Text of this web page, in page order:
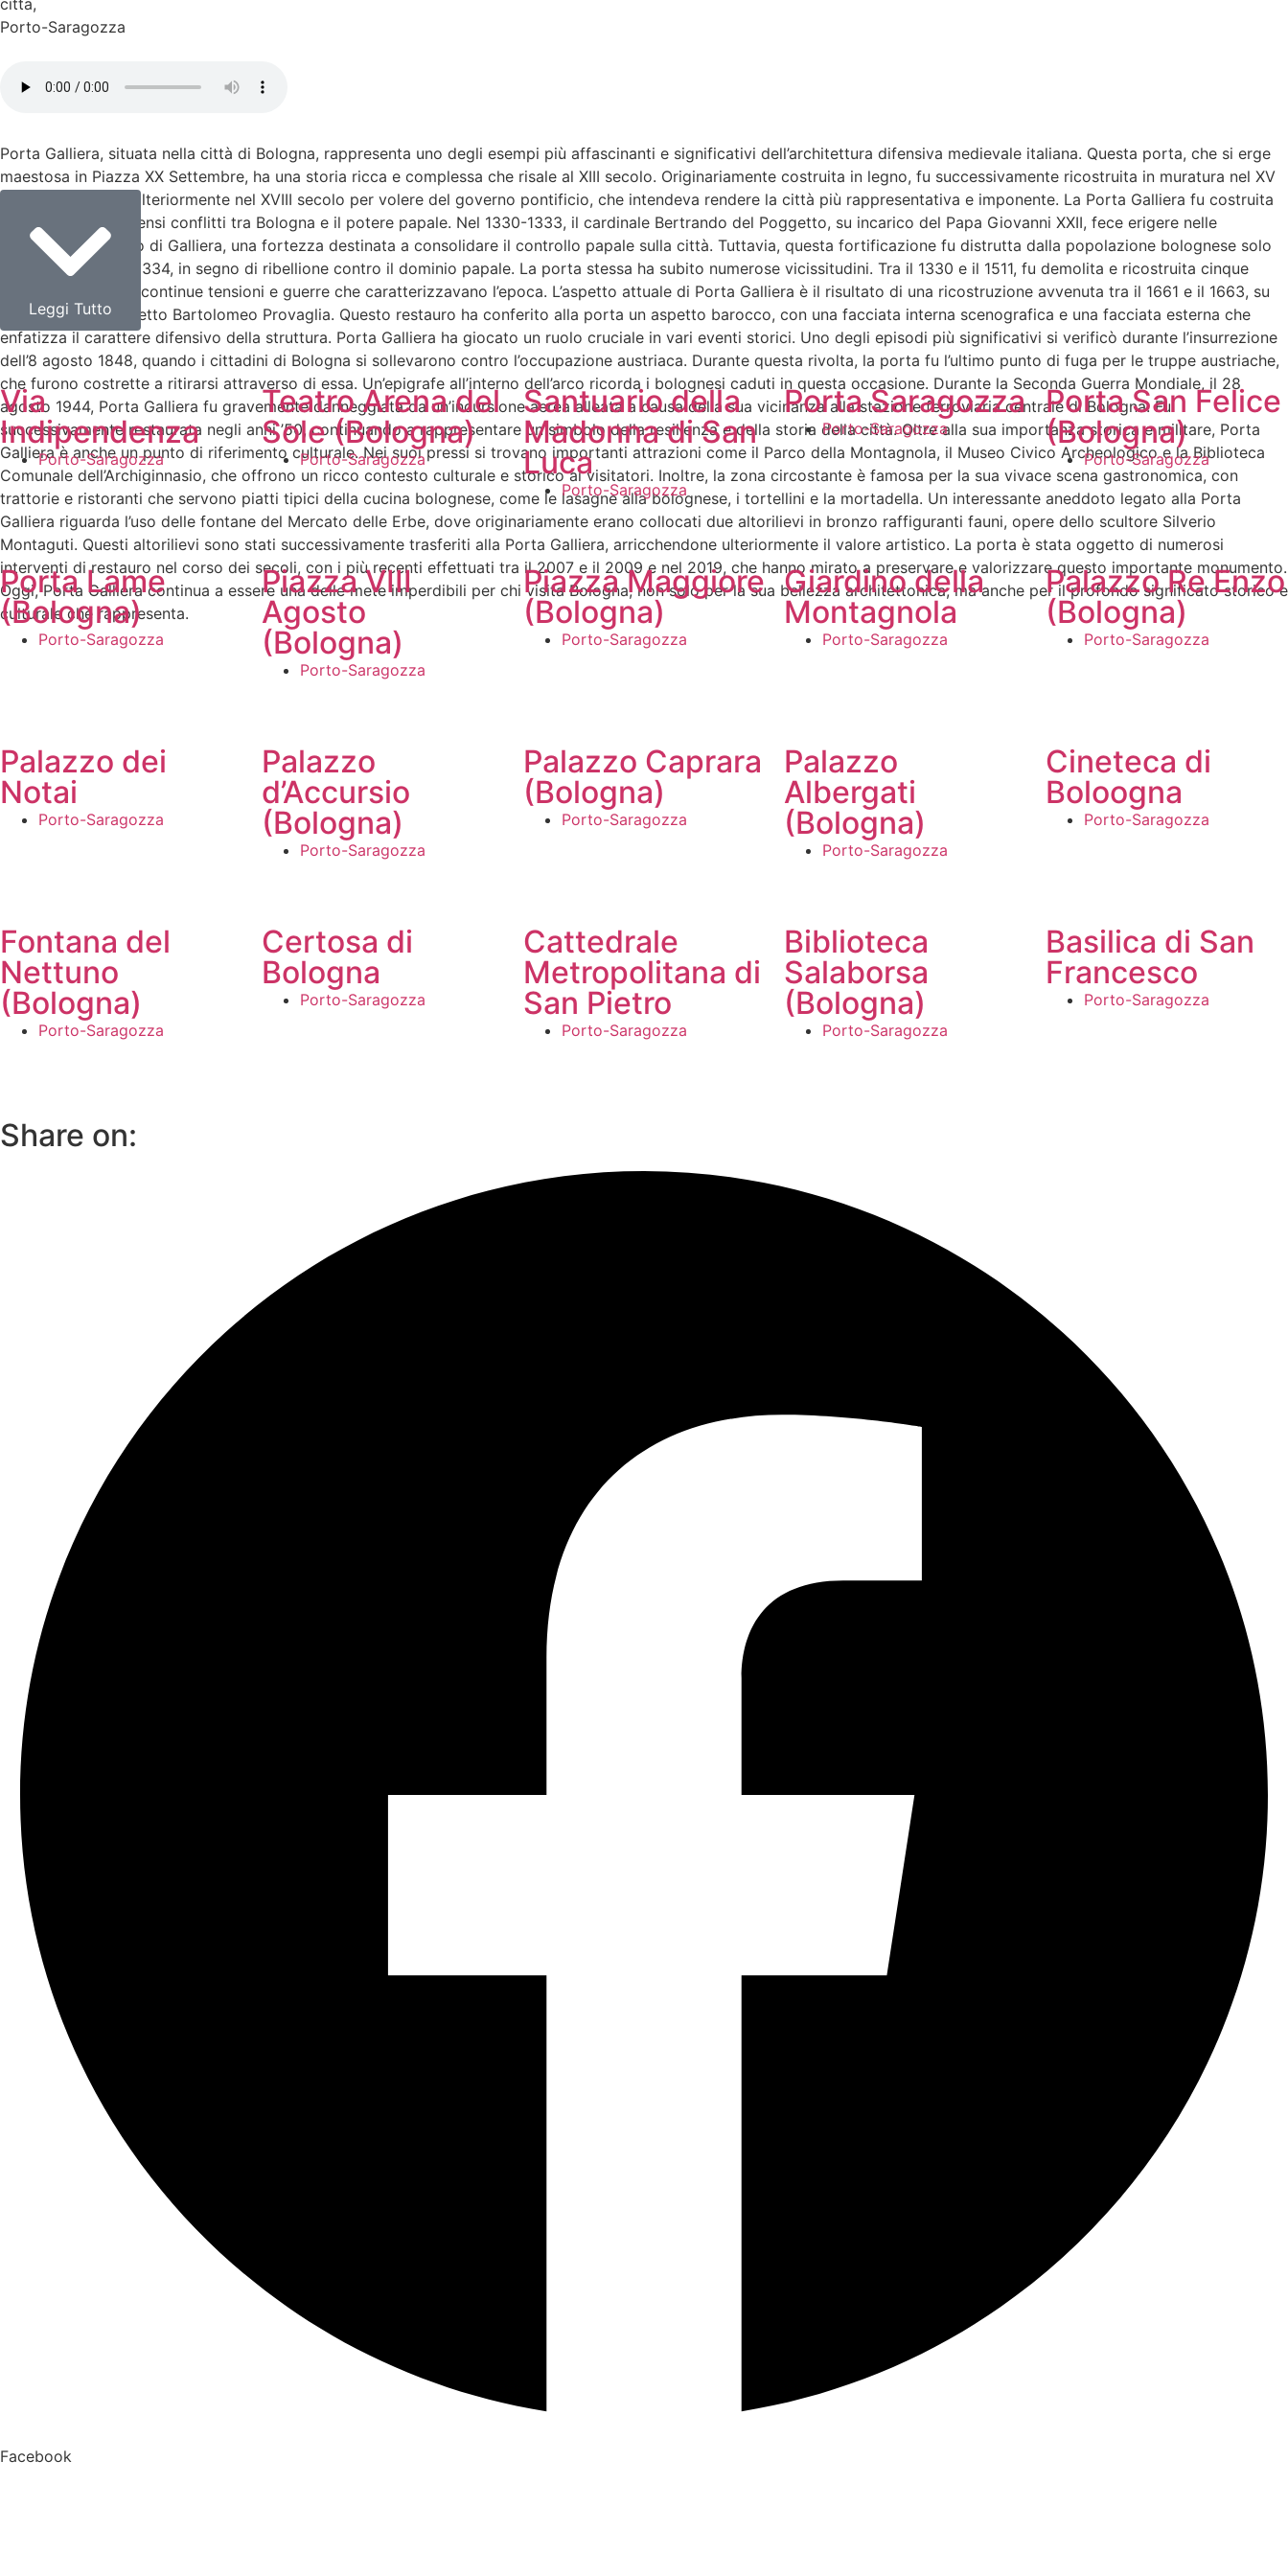
citta,
Porto-Saragozza
Porta Galliera, situata nella città di Bologna, rappresenta uno degli esempi più affascinanti e significativi dell’architettura difensiva medievale italiana. Questa porta, che si erge
maestosa in Piazza XX Settembre, ha una storia ricca e complessa che risale al XIII secolo. Originariamente costruita in legno, fu successivamente ricostruita in muratura nel XV
secolo e ampliata ulteriormente nel XVIII secolo per volere del governo pontificio, che intendeva rendere la città più rappresentativa e imponente. La Porta Galliera fu costruita
in un periodo di intensi conflitti tra Bologna e il potere papale. Nel 1330-1333, il cardinale Bertrando del Poggetto, su incarico del Papa Giovanni XXII, fece erigere nelle
vicinanze il Castello di Galliera, una fortezza destinata a consolidare il controllo papale sulla città. Tuttavia, questa fortificazione fu distrutta dalla popolazione bolognese solo
un anno dopo, nel 1334, in segno di ribellione contro il dominio papale. La porta stessa ha subito numerose vicissitudini. Tra il 1330 e il 1511, fu demolita e ricostruita cinque
volte a causa delle continue tensioni e guerre che caratterizzavano l’epoca. L’aspetto attuale di Porta Galliera è il risultato di una ricostruzione avvenuta tra il 1661 e il 1663, su
progetto dell’architetto Bartolomeo Provaglia. Questo restauro ha conferito alla porta un aspetto barocco, con una facciata interna scenografica e una facciata esterna che
enfatizza il carattere difensivo della struttura. Porta Galliera ha giocato un ruolo cruciale in vari eventi storici. Uno degli episodi più significativi si verificò durante l’insurrezione
dell’8 agosto 1848, quando i cittadini di Bologna si sollevarono contro l’occupazione austriaca. Durante questa rivolta, la porta fu l’ultimo punto di fuga per le truppe austriache,
che furono costrette a ritirarsi attraverso di essa. Un’epigrafe all’interno dell’arco ricorda i bolognesi caduti in questa occasione. Durante la Seconda Guerra Mondiale, il 28
agosto 1944, Porta Galliera fu gravemente danneggiata da un’incursione aerea alleata a causa della sua vicinanza alla stazione ferroviaria centrale di Bologna. Fu
successivamente restaurata negli anni ’50, continuando a rappresentare un simbolo della resilienza e della storia della città. Oltre alla sua importanza storica e militare, Porta
Galliera è anche un punto di riferimento culturale. Nei suoi pressi si trovano importanti attrazioni come il Parco della Montagnola, il Museo Civico Archeologico e la Biblioteca
Comunale dell’Archiginnasio, che offrono un ricco contesto culturale e storico ai visitatori. Inoltre, la zona circostante è famosa per la sua vivace scena gastronomica, con
trattorie e ristoranti che servono piatti tipici della cucina bolognese, come le lasagne alla bolognese, i tortellini e la mortadella. Un interessante aneddoto legato alla Porta
Galliera riguarda l’uso delle fontane del Mercato delle Erbe, dove originariamente erano collocati due altorilievi in bronzo raffiguranti fauni, opere dello scultore Silverio
Montaguti. Questi altorilievi sono stati successivamente trasferiti alla Porta Galliera, arricchendone ulteriormente il valore artistico. La porta è stata oggetto di numerosi
interventi di restauro nel corso dei secoli, con i più recenti effettuati tra il 2007 e il 2009 e nel 2019, che hanno mirato a preservare e valorizzare questo importante monumento.
Oggi, Porta Galliera continua a essere una delle mete imperdibili per chi visita Bologna, non solo per la sua bellezza architettonica, ma anche per il profondo significato storico e
culturale che rappresenta.
Leggi Tutto
Via
Indipendenza
Porto-Saragozza
Teatro Arena del
Sole (Bologna)
Porto-Saragozza
Santuario della
Madonna di San
Luca
Porto-Saragozza
Porta Saragozza
Porto-Saragozza
Porta San Felice
(Bologna)
Porto-Saragozza
Porta Lame
(Bologna)
Porto-Saragozza
Piazza VIII
Agosto
(Bologna)
Porto-Saragozza
Piazza Maggiore
(Bologna)
Porto-Saragozza
Giardino della
Montagnola
Porto-Saragozza
Palazzo Re Enzo
(Bologna)
Porto-Saragozza
Palazzo dei
Notai
Porto-Saragozza
Palazzo
d’Accursio
(Bologna)
Porto-Saragozza
Palazzo Caprara
(Bologna)
Porto-Saragozza
Palazzo
Albergati
(Bologna)
Porto-Saragozza
Cineteca di
Boloogna
Porto-Saragozza
Fontana del
Nettuno
(Bologna)
Porto-Saragozza
Certosa di
Bologna
Porto-Saragozza
Cattedrale
Metropolitana di
San Pietro
Porto-Saragozza
Biblioteca
Salaborsa
(Bologna)
Porto-Saragozza
Basilica di San
Francesco
Porto-Saragozza
Share on:
Facebook